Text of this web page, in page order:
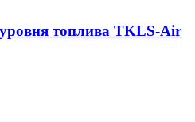
топлива TKLS-Air